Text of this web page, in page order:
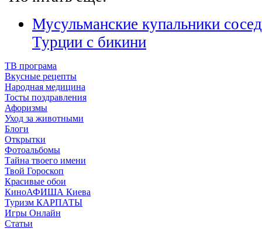
Мусульманские купальники
Турции с бикини
ТВ програма
Вкусные рецепты
Народная медицина
Тосты поздравления
Афоризмы
Уход за животными
Блоги
Открытки
Фотоальбомы
Тайна твоего имени
Твой Гороскоп
Красивые обои
КиноАФИША Киева
Туризм КАРПАТЫ
Игры Онлайн
Статьи